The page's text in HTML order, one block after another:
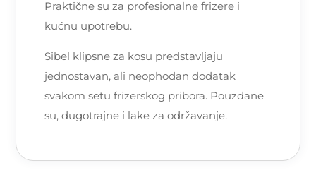
Praktične su za profesionalne frizere i
kućnu upotrebu.
Sibel klipsne za kosu predstavljaju
jednostavan, ali neophodan dodatak
svakom setu frizerskog pribora. Pouzdane
su, dugotrajne i lake za održavanje.